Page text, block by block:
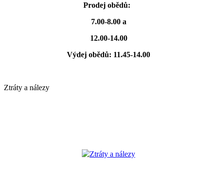
Prodej obědů:
7.00-8.00 a
12.00-14.00
Výdej obědů: 11.45-14.00
Ztráty a nálezy
Ztráty a nálezy